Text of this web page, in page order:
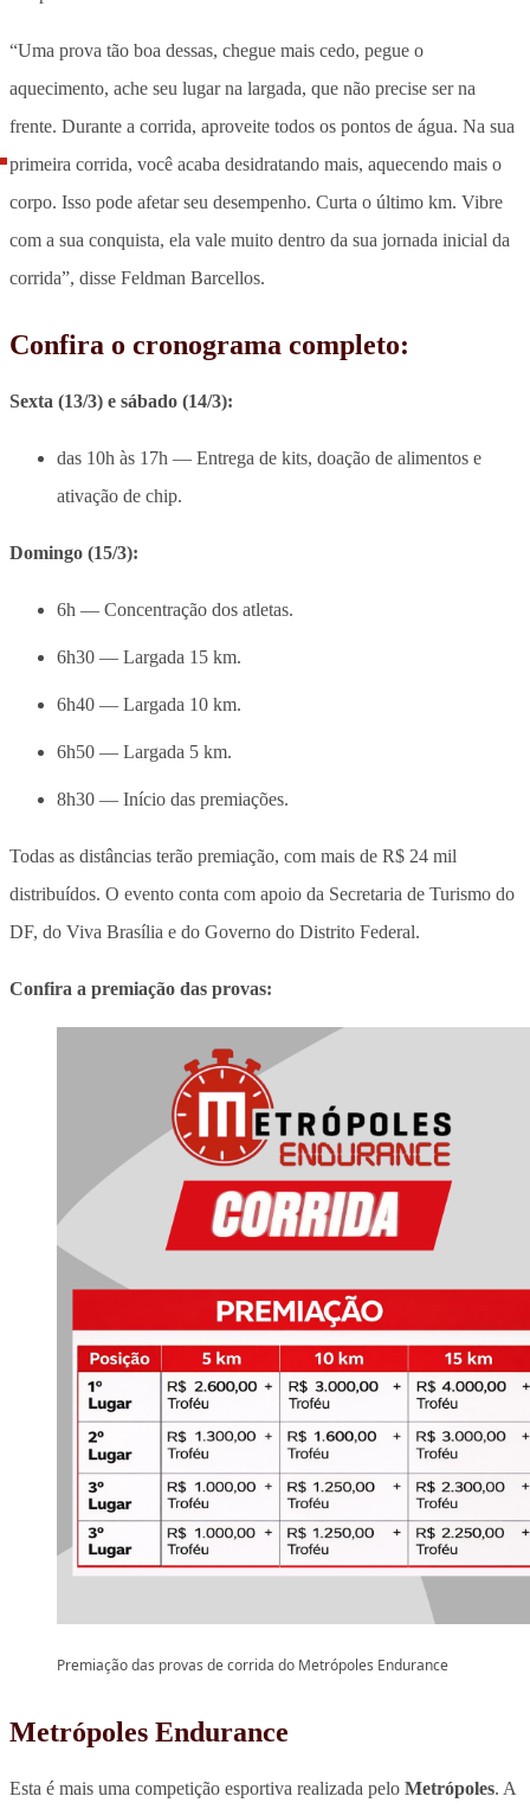
“Uma prova tão boa dessas, chegue mais cedo, pegue o
aquecimento, ache seu lugar na largada, que não precise ser na
frente. Durante a corrida, aproveite todos os pontos de água. Na sua
primeira corrida, você acaba desidratando mais, aquecendo mais o
corpo. Isso pode afetar seu desempenho. Curta o último km. Vibre
com a sua conquista, ela vale muito dentro da sua jornada inicial da
corrida”, disse Feldman Barcellos.
Confira o cronograma completo:
Sexta (13/3) e sábado (14/3):
das 10h às 17h — Entrega de kits, doação de alimentos e
ativação de chip.
Domingo (15/3):
6h — Concentração dos atletas.
6h30 — Largada 15 km.
6h40 — Largada 10 km.
6h50 — Largada 5 km.
8h30 — Início das premiações.
Todas as distâncias terão premiação, com mais de R$ 24 mil
distribuídos. O evento conta com apoio da Secretaria de Turismo do
DF, do Viva Brasília e do Governo do Distrito Federal.
Confira a premiação das provas:
Premiação das provas de corrida do Metrópoles Endurance
Metrópoles Endurance
Esta é mais uma competição esportiva realizada pelo Metrópoles. A